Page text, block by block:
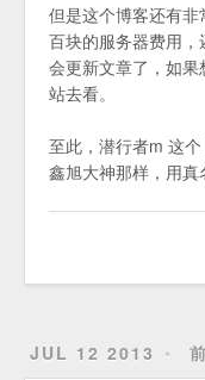
但是这个博客还有
百块的服务器费用
会更新文章了，如
站去看。
至此，潜行者m 这
鑫旭大神那样，用真
JUL 12 2013